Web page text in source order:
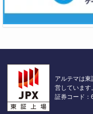
アルテマは
営しています
証券コード：